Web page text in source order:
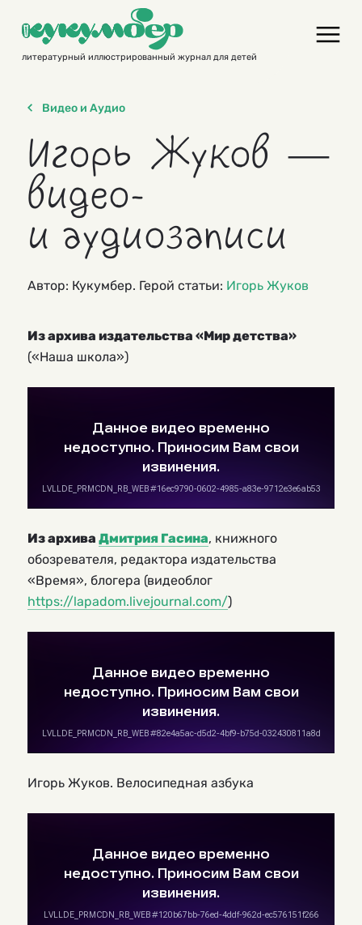
contentлитературный иллюстрированный журнал для детей
Видео и Аудио
Игорь Жуков —
видео-
и аудиозаписи
Автор: Кукумбер. Герой статьи: Игорь Жуков
Из архива издательства «Мир детства»
(«Наша школа»)
Из архива Дмитрия Гасина, книжного
обозревателя, редактора издательства
«Время», блогера (видеоблог
https://lapadom.livejournal.com/)
Игорь Жуков. Велосипедная азбука